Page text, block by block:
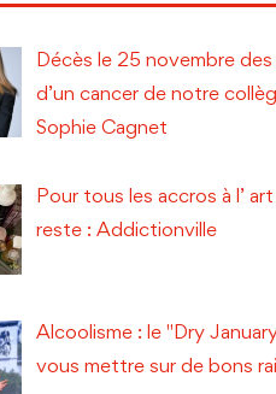
Décès le 25 novembre
d’un cancer de notre
Sophie Cagnet
Pour tous les accros à l’
reste : Addictionville
Alcoolisme : le "Dry
vous mettre sur de bons